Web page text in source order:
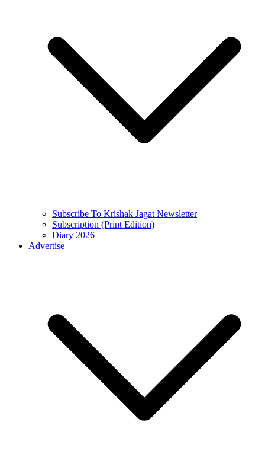
Subscribe To Krishak Jagat Newsletter
Subscription (Print Edition)
Diary 2026
Advertise